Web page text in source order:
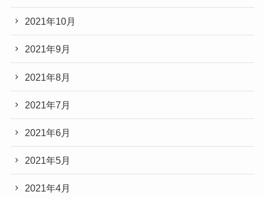
2021年10月
2021年9月
2021年8月
2021年7月
2021年6月
2021年5月
2021年4月